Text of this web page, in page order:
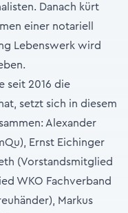
Danach kürt
einer notariell
Lebenswerk wird
seit 2016 die
setzt sich in diesem
Alexander
Ernst Eichinger
(Vorstandsmitglied
WKO Fachverband
Markus